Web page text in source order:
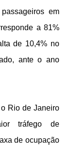
em
a 81%
de 10,4% no
ante o ano
Rio de Janeiro
tráfego de
de ocupação